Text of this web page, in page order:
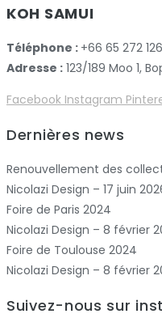
KOH SAMUI
Téléphone : +66 65 272
Adresse : 123/189 Moo 1,
Facebook Instagram
Dernières news
Renouvellement des
Nicolazi Design – 17 juin
Foire de Paris 2024
Nicolazi Design – 8 février
Foire de Toulouse 2024
Nicolazi Design – 8 février
Suivez-nous sur